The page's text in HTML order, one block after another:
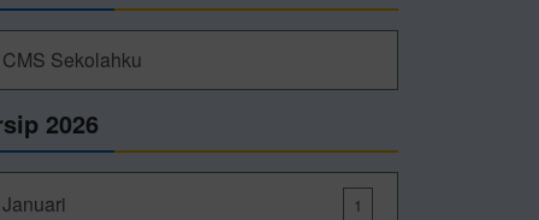
CMS Sekolahku
2026
Januari 1